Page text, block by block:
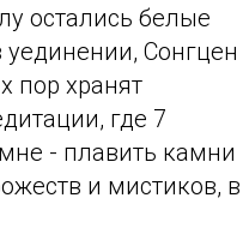
остались белые
Сонгцен
пор хранят
где 7
- плавить камни
и мистиков, в